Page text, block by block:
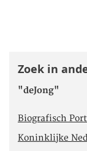
Zoek in
"deJong"
Biografisch
Koninklijke